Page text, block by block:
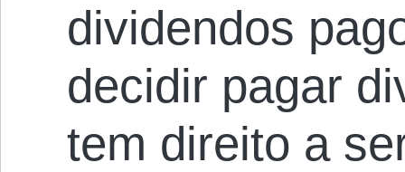
dividendos
decidir pagar
tem direito a